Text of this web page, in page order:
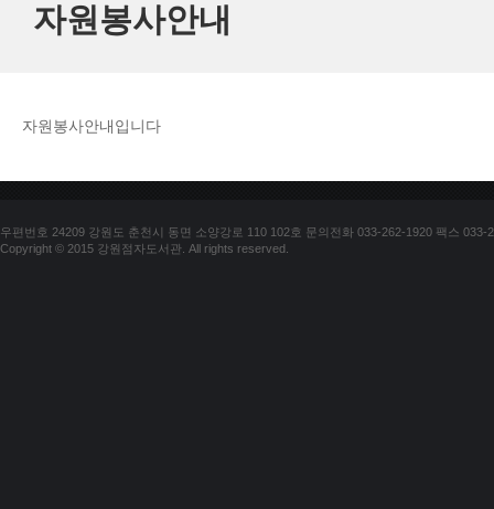
자원봉사안내
자원봉사안내입니다
우편번호 24209 강원도 춘천시 동면 소양강로 110 102호 문의전화 033-262-1920 팩스 033-
Copyright © 2015 강원점자도서관. All rights reserved.